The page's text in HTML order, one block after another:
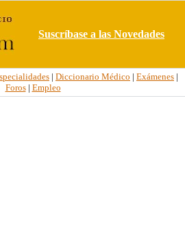
Suscríbase a las Novedades
| Diccionario Médico | Exámenes |
Foros| Empleo